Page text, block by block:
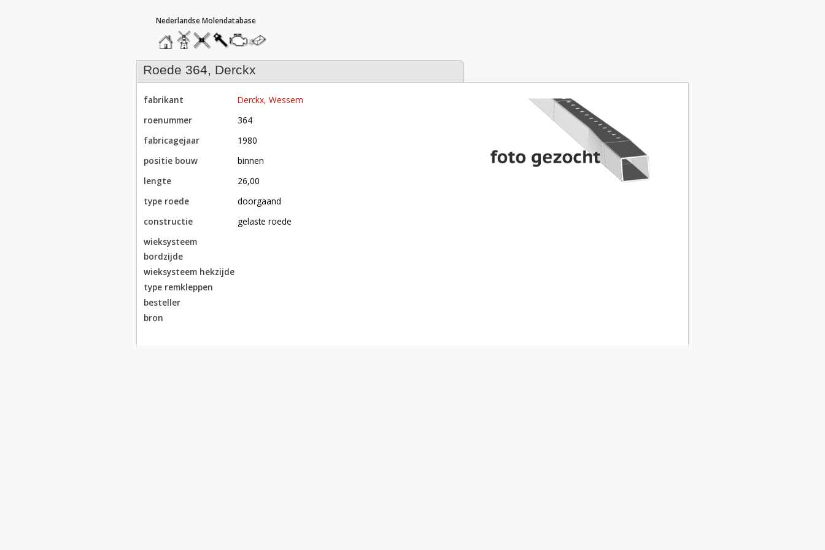
hoofdmenu
homemolendatabase
roedendatabase
assendatabase
motorendatabase
stuur
een
bericht
roede 364, Derckx
fabrikant
Derckx, Wessem
roenummer
364
fabricagejaar
1980
positie bouw
binnen
lengte
26,00
type roede
doorgaand
constructie
gelaste roede
wieksysteem
bordzijde
wieksysteem hekzijde
type remkleppen
besteller
bron